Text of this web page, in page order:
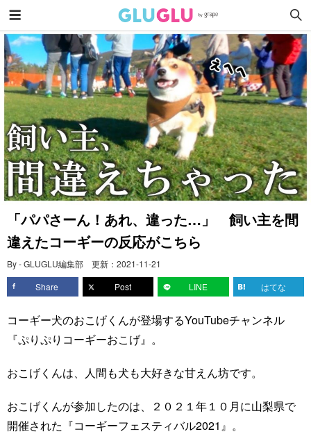
「パパさーん！あれ、違った…」 飼い主を間
違えたコーギーの反応がこちら
By - GLUGLU編集部 更新： 2021-11-21
Share
Post LINE はてな
コーギー犬のおこげくんが登場するYouTubeチャンネル
『ぷりぷりコーギーおこげ』。
おこげくんは、人間も犬も大好きな甘えん坊です。
おこげくんが参加したのは、２０２１年１０月に山梨県で
開催された『コーギーフェスティバル2021』。